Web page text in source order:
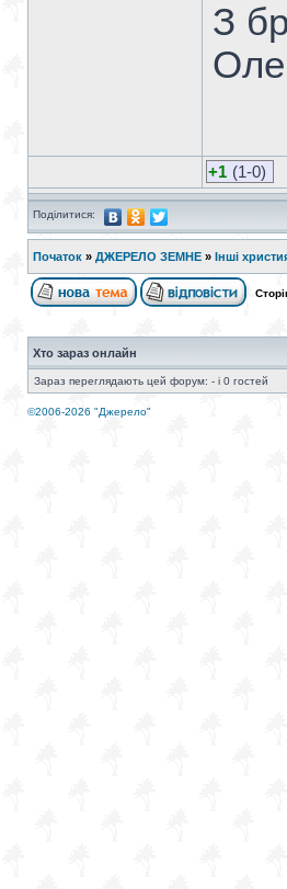
З
+1 (1-0)
Поділитися:
Початок » ДЖЕРЕЛО ЗЕМНЕ » Інші
Хто зараз онлайн
Зараз переглядають цей форум: - і 0 гостей
©2006-2026 "Джерело"